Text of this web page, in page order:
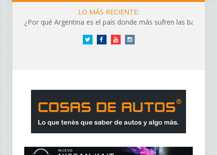
LO MÁS RECIENTE:
¿Por qué Argentina es el país donde más sufren las baterías?
Twitter FacebookYouTubeInstagram